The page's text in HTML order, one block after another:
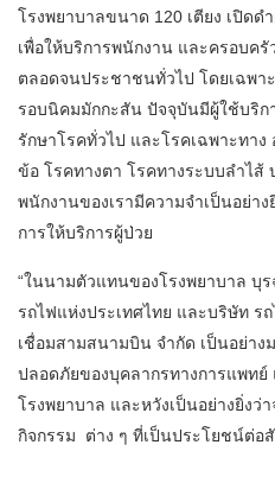
โรงพยาบาลขนาด 120 เตียง เปิด
เพื่อให้บริการพนักงาน และครอบครั
ตลอดจนประชาชนทั่วไป โดยเฉพา
รอบนิคมมักกะสัน ปัจจุบันมีผู้ใช้บริ
รักษาโรคทั่วไป และโรคเฉพาะทา
ข้อ โรคทางตา โรคทางระบบลำไส้
พนักงานของเรามีความจำเป็นอย่า
การให้บริการผู้ป่วย
“ในนามตัวแทนของโรงพยาบาล บุ
รถไฟแห่งประเทศไทย และบริษัท ร
เชื่อมสามสนามบิน จำกัด เป็นอย่า
ปลอดภัยของบุคลากรทางการแพท
โรงพยาบาล และหวังเป็นอย่างยิ่งว่
กิจกรรม ต่าง ๆ ที่เป็นประโยชน์ต่อ